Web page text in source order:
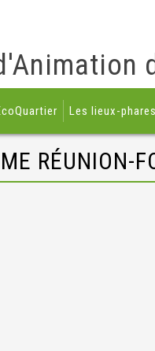
Les lieux-phares
RÉUNION-